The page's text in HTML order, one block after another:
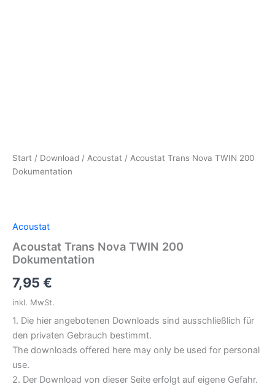
Start / Download / Acoustat / Acoustat Trans Nova TWIN 200
Dokumentation
Acoustat
Acoustat Trans Nova TWIN 200
Dokumentation
7,95 €
inkl. MwSt.
1. Die hier angebotenen Downloads sind ausschließlich für
den privaten Gebrauch bestimmt.
The downloads offered here may only be used for personal
use.
2. Der Download von dieser Seite erfolgt auf eigene Gefahr.